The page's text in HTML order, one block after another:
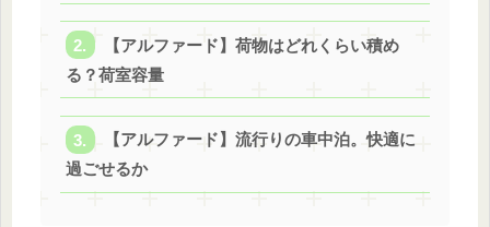
【アルファード】荷物はどれくらい積め
る？荷室容量
【アルファード】流行りの車中泊。快適に
過ごせるか